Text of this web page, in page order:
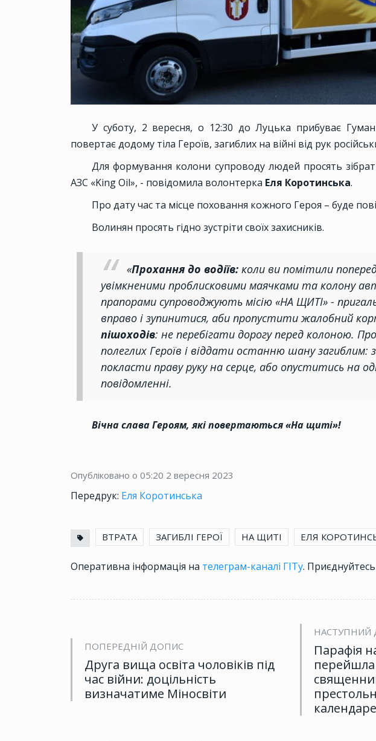
У суботу, 2 вересня, о 12:30 до Луцька прибуває
повертає додому тіла Героїв, загиблих на війні від рук
Для формування колони супроводу людей просять
АЗС «King Oil», - повідомила волонтерка Еля Коротинська.
Про дату час та місце поховання кожного Героя – буде
Волинян просять гідно зустріти своїх захисників.
«Прохання до водіїв: коли ви помітили
увімкненими проблисковими маячками та колону
прапорами супроводжують місію «НА ЩИТІ» -
вправо і зупинитися, аби пропустити жалобний
пішоходів: не перебігати дорогу перед колоною.
полеглих Героїв і віддати останню шану загиблим:
покласти праву руку на серце, або опуститись на
повідомленні.
Вічна слава Героям, які повертаються «На щиті»!
Опубліковано о 05:20 2 вересня 2023
Передрук: Еля Коротинська
ВТРАТА ЗАГИБЛІ ГЕРОЇ НА ЩИТІ ЕЛЯ
Оперативна інформація на телеграм-каналі ГІТу. Приєднуйтесь
ПОПЕРЕДНІЙ ДОПИС
Друга вища освіта чоловіків під
час війни: доцільність
визначатиме Міносвіти
НАСТУПНИЙ
Парафія